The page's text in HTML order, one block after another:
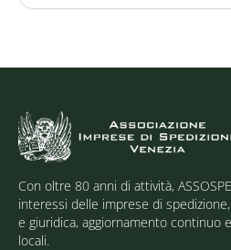
Con oltre 80 anni di attività,
interessi delle imprese di
e giuridica, aggiornamento continuo
locali.